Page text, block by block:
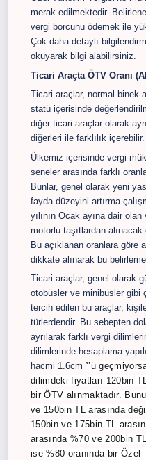
merak edilmektedir.
vergi borcunu ödemek ile
Çok daha detaylı
okuyarak bilgi alabilirsiniz.
Ticari Araçta ÖTV Oranı
Ticari araçlar, normal binek
statü içerisinde
diğer ticari araçlar olarak
diğerleri ile farklılık içerebilir.
Ülkemiz içerisinde vergi
seneler arasında farklı
Bunlar, genel olarak yeni
fayda düzeyini artırma
yılının Ocak ayına dair
motorlu taşıtlardan alınacak
Bu açıklanan oranlara göre
dikkate alınarak bu
Ticari araçlar, genel olarak
otobüsler ve minibüsler gibi
tercih edilen bu araçlar,
türlerdendir. Bu sebepten
ayrılarak farklı vergi
dilimlerinde hesaplama
hacmi 1.6cm ³’ü
dilimdeki fiyatları 120bin
bir ÖTV alınmaktadır.
ve 150bin TL arasında
150bin ve 175bin TL
arasında %70 ve 200bin
ise %80 oranında bir Özel